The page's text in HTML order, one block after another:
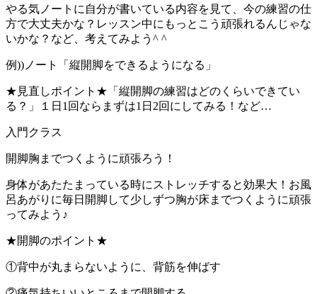
やる気ノートに自分が書いている内容を見て、今の練習の仕
方で大丈夫かな？レッスン中にもっとこう頑張れるんじゃな
いかな？など、考えてみよう^ ^
例))ノート「縦開脚をできるようになる」
★見直しポイント★「縦開脚の練習はどのくらいできてい
る？」１日1回ならまずは1日2回にしてみる！など…
入門クラス
開脚胸までつくように頑張ろう！
身体があたたまっている時にストレッチすると効果大！お風
呂あがりに毎日開脚して少しずつ胸が床までつくように頑張
ってみよう♪
★開脚のポイント★
①背中が丸まらないように、背筋を伸ばす